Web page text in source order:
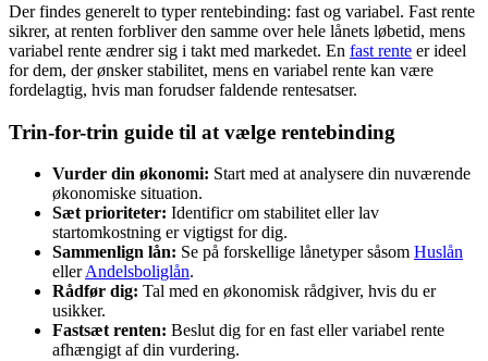
Der findes generelt to typer rentebinding: fast og variabel. Fast rente
sikrer, at renten forbliver den samme over hele lånets løbetid, mens
variabel rente ændrer sig i takt med markedet. En fast rente er ideel
for dem, der ønsker stabilitet, mens en variabel rente kan være
fordelagtig, hvis man forudser faldende rentesatser.
Trin-for-trin guide til at vælge rentebinding
Vurder din økonomi: Start med at analysere din nuværende
økonomiske situation.
Sæt prioriteter: Identificr om stabilitet eller lav
startomkostning er vigtigst for dig.
Sammenlign lån: Se på forskellige lånetyper såsom Huslån
ellerAndelsboliglån.
Rådfør dig: Tal med en økonomisk rådgiver, hvis du er
usikker.
Fastsæt renten: Beslut dig for en fast eller variabel rente
afhængigt af din vurdering.